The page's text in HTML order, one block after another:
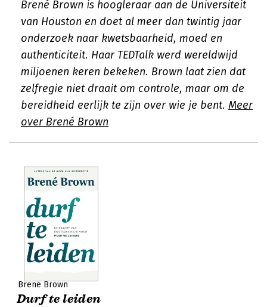
Brené Brown is hoogleraar aan de Universiteit
van Houston en doet al meer dan twintig jaar
onderzoek naar kwetsbaarheid, moed en
authenticiteit. Haar TEDTalk werd wereldwijd
miljoenen keren bekeken. Brown laat zien dat
zelfregie niet draait om controle, maar om de
bereidheid eerlijk te zijn over wie je bent. Meer
over Brené Brown
Brené Brown
Durf te leiden